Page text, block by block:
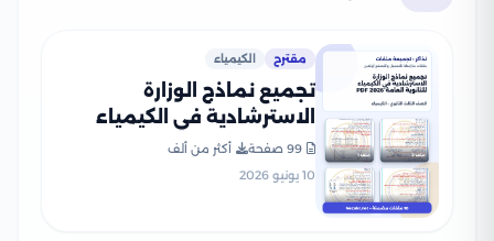
مقترح الكيمياء
تجميع نماذج الوزارة
الاسترشادية في الكيمياء
للثانوية العامة 2026 PDF
99 صفحة
أكثر من ألف
10 يونيو 2026